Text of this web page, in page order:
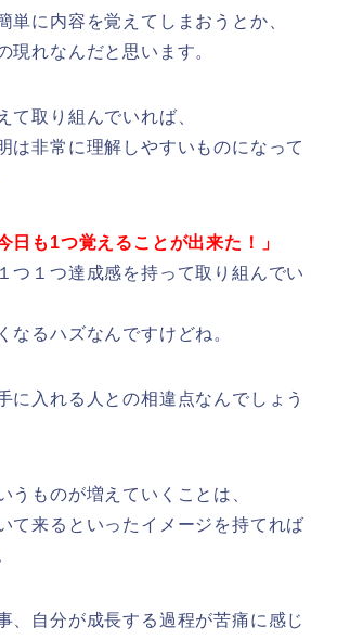
単に内容を覚えてしまおうとか、
現れなんだと思います。
て取り組んでいれば、
は非常に理解しやすいものになって
日も1つ覚えることが出来た！」
つ１つ達成感を持って取り組んでい
なるハズなんですけどね。
に入れる人との相違点なんでしょう
うものが増えていくことは、
て来るといったイメージを持てれば
、自分が成長する過程が苦痛に感じ